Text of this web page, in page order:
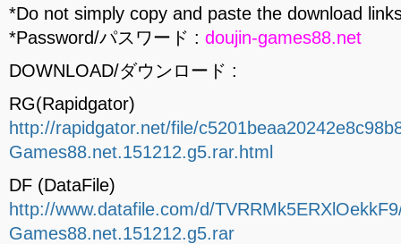
*Do not simply copy and paste the download
*Password/パスワード : doujin-games88.net
DOWNLOAD/ダウンロード :
RG(Rapidgator)
http://rapidgator.net/file/
Games88.net.151212.g5.rar.html
DF (DataFile)
http://www.datafile.com/d/
Games88.net.151212.g5.rar